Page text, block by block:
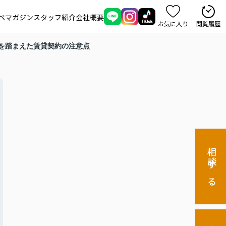
マガジンスタッフ紹介会社概要
お気に入り 閲覧履歴
相談する
踏まえた賃貸契約の注意点